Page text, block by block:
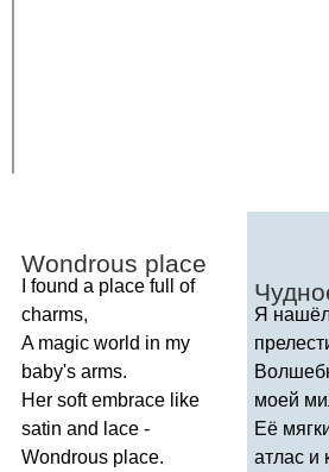
Wondrous place
found a place full
of
charms,
A magic world in my
baby's arms.
Her soft embrace like
satin and lace -
Wondrous place.
Я
моей
Её
атлас и